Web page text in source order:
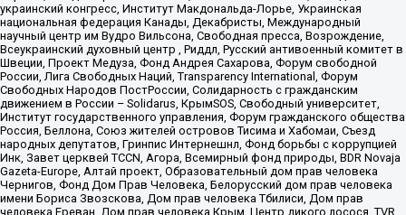
украинский конгресс, Институт Макдональда-Лорье, Украинская
национальная федерация Канады, Декабристы, Международный
научный центр им Вудро Вильсона, Свободная пресса, Возрождение,
Всеукраинский духовный центр , Риддл, Русский антивоенный комитет в
Швеции, Проект Медуза, Фонд Андрея Сахарова, Форум свободной
России, Лига Свободных Наций, Transparеncy International, Форум
Свободных Народов ПостРоссии, Солидарность с гражданским
движением в России – Solidarus, КрымSOS, Свободный университет,
Институт государственного управления, Форум гражданского общества
Россия, Беллона, Союз жителей островов Тисима и Хабомаи, Съезд
народных депутатов, Гринпис Интернешнл, Фонд борьбы с коррупцией
Инк, Завет церквей TCCN, Агора, Всемирный фонд природы, BDR Novaja
Gazeta-Europe, Алтай проект, Образовательный дом прав человека
Чернигов, Фонд Дом Прав Человека, Белорусский дом прав человека
имени Бориса Звозскова, Дом прав человека Тбилиси, Дом прав
человека Ереван, Дом прав человека Крым, Центр дикого лосося, TVR